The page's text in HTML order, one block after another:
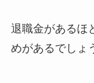
退職金があるほ
めがあるでしょ